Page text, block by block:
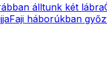
álltunk két lábra
Faji háborúkban